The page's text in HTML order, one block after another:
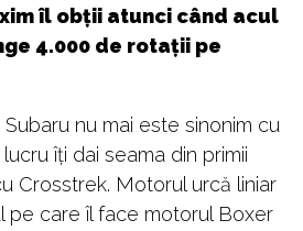
îl obții atunci când acul
4.000 de rotații pe
nu mai este sinonim cu
îți dai seama din primii
Crosstrek. Motorul urcă liniar
pe care îl face motorul Boxer